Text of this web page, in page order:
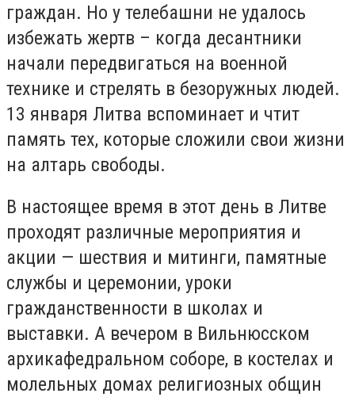
граждан. Но у телебашни не удалось
избежать жертв – когда десантники
начали передвигаться на военной
технике и стрелять в безоружных людей.
13 января Литва вспоминает и чтит
память тех, которые сложили свои жизни
на алтарь свободы.
В настоящее время в этот день в Литве
проходят различные мероприятия и
акции — шествия и митинги, памятные
службы и церемонии, уроки
гражданственности в школах и
выставки. А вечером в Вильнюсском
архикафедральном соборе, в костелах и
молельных домах религиозных общин